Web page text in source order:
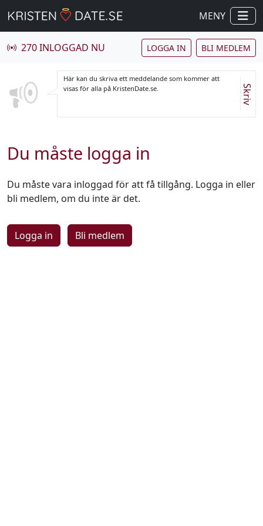
MENY
270 INLOGGAD NU LOGGA IN BLI MEDLEM
Här kan du skriva ett meddelande som kommer att
visas för alla på KristenDate.se.
Skriv
Du måste logga in
Du måste vara inloggad för att få tillgång. Logga in eller
bli medlem, om du inte är det.
Logga in